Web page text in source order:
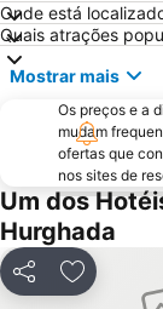
Onde está
Quais atrações
Mostrar mais
Os preços e a
mudam
ofertas que
nos sites de
Um dos
Hurghada
PartilharAdicionar